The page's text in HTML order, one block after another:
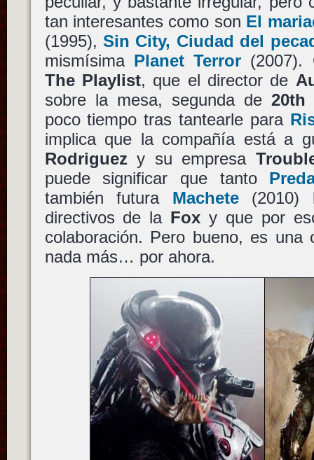
tan interesantes como son El
(1995), Sin City, Ciudad del
mismísima Planet Terror (2007).
The Playlist, que el director de
sobre la mesa, segunda de20th
poco tiempo tras tantearle para
implica que la compañía está a
Rodriguezy su empresa
puede significar que tanto
también futura Machete(2010)
directivos de la Fox y que por
colaboración. Pero bueno, es
nada más… por ahora.